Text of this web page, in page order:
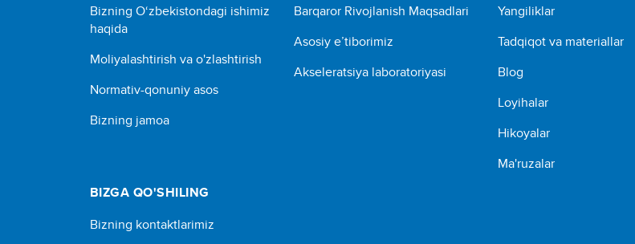
Bizning O‘zbekistondagi ishimiz
haqida
Moliyalashtirish va o'zlashtirish
Normativ-qonuniy asos
Bizning jamoa
Barqaror Rivojlanish Maqsadlari
Asosiy e’tiborimiz
Akseleratsiya laboratoriyasi
Yangiliklar
Tadqiqot va materiallar
Blog
Loyihalar
Hikoyalar
Ma'ruzalar
BIZGA QO'SHILING
Bizning kontaktlarimiz